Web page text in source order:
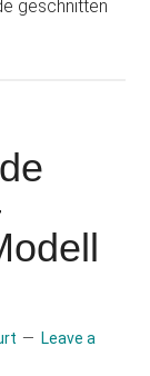
geschnitten
Paris
Leave a